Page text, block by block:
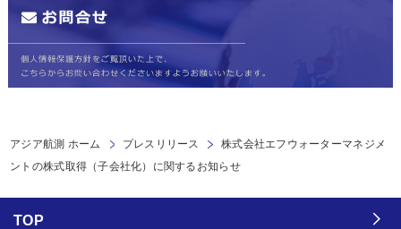
アジア航測 ホーム プレスリリース
株式会社エフウォーターマネジメ
ントの株式取得（子会社化）に関するお知らせ
TOP